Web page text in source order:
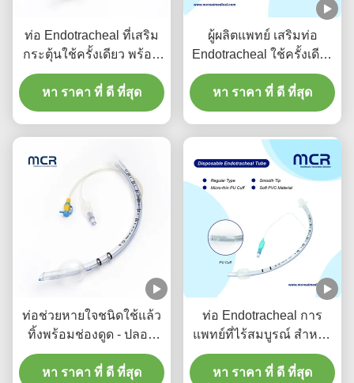
ท่อ Endotracheal ที่เสริม
กระตุ้นใช้ครั้งเดียว พร้อม
ช่องดูด เพื่อป้องกัน VAP
หา ราคา ที่ ดี ที่สุด
ผู้ผลิตแพทย์ เสริมท่อ
Endotracheal ใช้ครั้งเดียว
ไม่มี DEHP
หา ราคา ที่ ดี ที่สุด
ท่อช่วยหายใจชนิดใช้แล้ว
ทิ้งพร้อมช่องดูด - ปลอด
สาร DEHP PVC ใส รับ
ประกันคุณภาพ 5 ปี
หา ราคา ที่ ดี ที่สุด
ท่อ Endotracheal การ
แพทย์ที่ไร้สมบูรณ์ สําหรับ
ทุกขนาดที่มี CE ISO
หา ราคา ที่ ดี ที่สุด